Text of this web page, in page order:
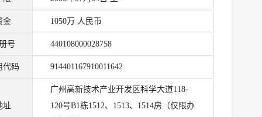
金 1050万 人民币
号 440108000028758
代码 914401167910011642
址
广州高新技术产业开发区科学大道118-
120号B1栋1512、1513、1514房（仅限办